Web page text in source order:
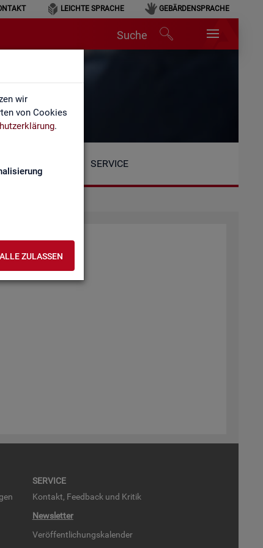
wir
von Cookies
.
ALLE ZULASSEN
LEICHTE SPRACHE GEBÄRDENSPRACHE
Suche
SERVICE
der BA
SER­VICE
Kon­takt, Feed­back und Kri­tik
News­let­ter
Ver­öf­fent­li­chungs­ka­len­der